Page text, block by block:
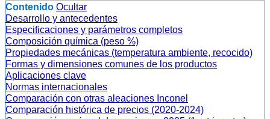
Contenido Ocultar
Desarrollo y antecedentes
Especificaciones y parámetros completos
Composición química (peso %)
Propiedades mecánicas (temperatura ambiente, recocido)
Formas y dimensiones comunes de los productos
Aplicaciones clave
Normas internacionales
Comparación con otras aleaciones Inconel
Comparación histórica de precios (2020-2024)